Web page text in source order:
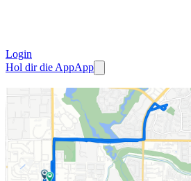
Login
Hol dir die AppApp